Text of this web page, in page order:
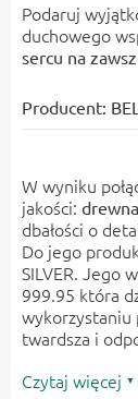
Podaruj
duchowego
sercu na
Producent:
W wyniku
jakości:
dbałości o
Do jego
SILVER. Jego
999.95 która
wykorzystaniu
twardsza i
Dodatkowo
Czytaj więcej